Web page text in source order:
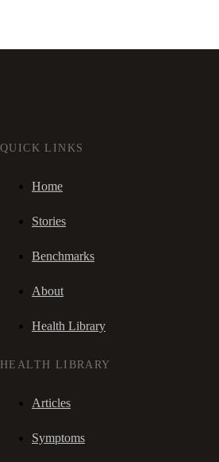
QUICK LINKS
Home
Stories
Benchmarks
About
Health Library
HEALTH LIBRARY
Articles
Symptoms